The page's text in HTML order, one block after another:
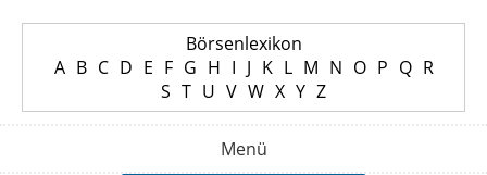
Börsenlexikon
A B C D E F G H I J K L M N O P Q R
S T U V W X Y Z
Menü